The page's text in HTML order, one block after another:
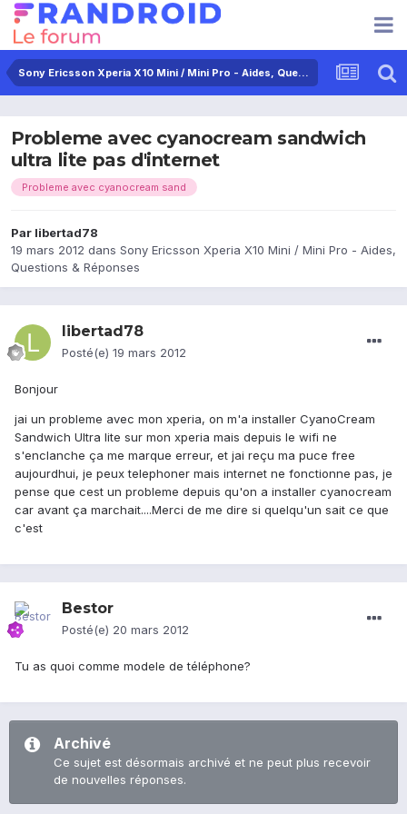
Sony Ericsson Xperia X10 Mini / Mini Pro - Aides, Questions & Réponses
Probleme avec cyanocream sandwich
ultra lite pas d'internet
Probleme avec cyanocream sand
Par libertad78
19 mars 2012 dans Sony Ericsson Xperia X10 Mini / Mini Pro - Aides,
Questions & Réponses
libertad78
Posté(e) 19 mars 2012
Bonjour
jai un probleme avec mon xperia, on m'a installer CyanoCream
Sandwich Ultra lite sur mon xperia mais depuis le wifi ne
s'enclanche ça me marque erreur, et jai reçu ma puce free
aujourdhui, je peux telephoner mais internet ne fonctionne pas, je
pense que cest un probleme depuis qu'on a installer cyanocream
car avant ça marchait....Merci de me dire si quelqu'un sait ce que
c'est
Bestor
Posté(e) 20 mars 2012
Tu as quoi comme modele de téléphone?
Archivé
Ce sujet est désormais archivé et ne peut plus recevoir
de nouvelles réponses.